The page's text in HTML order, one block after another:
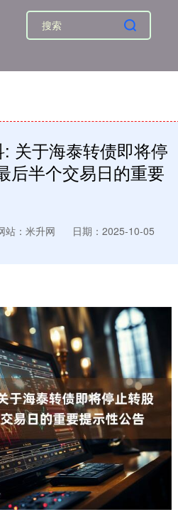
关于海泰转债即将停
后半个交易日的重要
站：米升网
日期：2025-10-05